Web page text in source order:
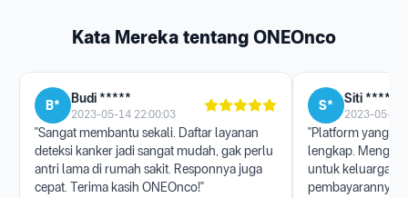
Kata Mereka tentang ONEOnco
B* Budi *****
2023-05-14 22:00:03
"Sangat membantu sekali. Daftar layanan
deteksi kanker jadi sangat mudah, gak perlu
antri lama di rumah sakit. Responnya juga
cepat. Terima kasih ONEOnco!"
S* Siti ******
2023-05-17
"Platform yang
lengkap.
untuk keluarga,
pembayarannya